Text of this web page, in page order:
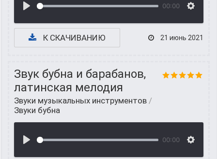
00:00
К СКАЧИВАНИЮ 21 июнь 2021
Звук бубна и барабанов,
латинская мелодия
Звуки музыкальных инструментов /
Звуки бубна
00:00